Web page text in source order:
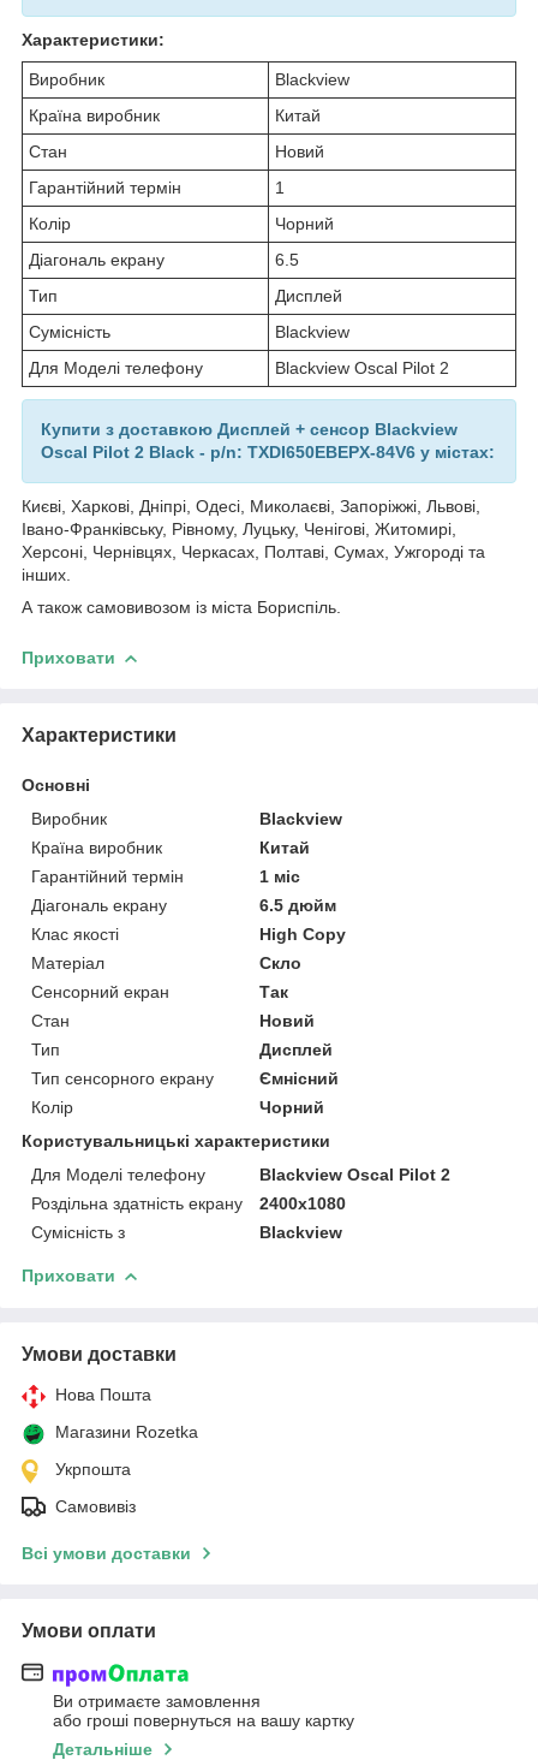
Характеристики:
Виробник
Blackview
Країна виробник
Китай
Стан
Новий
Гарантійний термін
1
Колір
Чорний
Діагональ екрану
6.5
Тип
Дисплей
Сумісність
Blackview
Для Моделі телефону
Blackview Oscal Pilot 2
Купити з доставкою Дисплей + сенсор Blackview
Oscal Pilot 2 Black - p/n: TXDI650EBEPX-84V6 у містах:
Києві, Харкові, Дніпрі, Одесі, Миколаєві, Запоріжжі, Львові,
Івано-Франківську, Рівному, Луцьку, Ченігові, Житомирі,
Херсоні, Чернівцях, Черкасах, Полтаві, Сумах, Ужгороді та
інших.
А також самовивозом із міста Бориспіль.
Приховати
Характеристики
Основні
Виробник
Blackview
Країна виробник
Китай
Гарантійний термін
1 міс
Діагональ екрану
6.5 дюйм
Клас якості
High Copy
Матеріал
Скло
Сенсорний екран
Так
Стан
Новий
Тип
Дисплей
Тип сенсорного екрану
Ємнісний
Колір
Чорний
Користувальницькі характеристики
Для Моделі телефону
Blackview Oscal Pilot 2
Роздільна здатність екрану
2400x1080
Сумісність з
Blackview
Приховати
Умови доставки
Нова Пошта
Магазини Rozetka
Укрпошта
Самовивіз
Всі умови доставки
Умови оплати
Ви отримаєте замовлення
або гроші повернуться на вашу картку
Детальніше